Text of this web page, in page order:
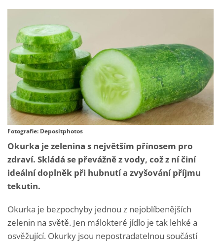
Fotografie: Depositphotos
Okurka je zelenina s největším přínosem pro
zdraví. Skládá se převážně z vody, což z ní činí
ideální doplněk při hubnutí a zvyšování příjmu
tekutin.
Okurka je bezpochyby jednou z nejoblíbenějších
zelenin na světě. Jen málokteré jídlo je tak lehké a
osvěžující. Okurky jsou nepostradatelnou součástí